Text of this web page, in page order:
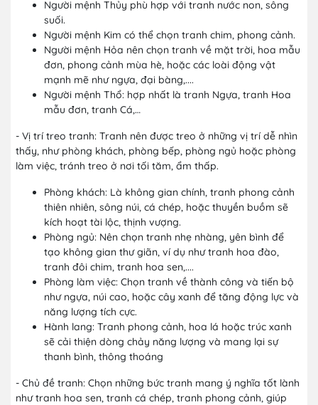
Người mệnh Thủy phù hợp với tranh nước non, sông
suối.
Người mệnh Kim có thể chọn tranh chim, phong cảnh.
Người mệnh Hỏa nên chọn tranh về mặt trời, hoa mẫu
đơn, phong cảnh mùa hè, hoặc các loài động vật
mạnh mẽ như ngựa, đại bàng,....
Người mệnh Thổ: hợp nhất là tranh Ngựa, tranh Hoa
mẫu đơn, tranh Cá,…
- Vị trí treo tranh: Tranh nên được treo ở những vị trí dễ nhìn
thấy, như phòng khách, phòng bếp, phòng ngủ hoặc phòng
làm việc, tránh treo ở nơi tối tăm, ẩm thấp.
Phòng khách: Là không gian chính, tranh phong cảnh
thiên nhiên, sông núi, cá chép, hoặc thuyền buồm sẽ
kích hoạt tài lộc, thịnh vượng.
Phòng ngủ: Nên chọn tranh nhẹ nhàng, yên bình để
tạo không gian thư giãn, ví dụ như tranh hoa đào,
tranh đôi chim, tranh hoa sen,....
Phòng làm việc: Chọn tranh về thành công và tiến bộ
như ngựa, núi cao, hoặc cây xanh để tăng động lực và
năng lượng tích cực.
Hành lang: Tranh phong cảnh, hoa lá hoặc trúc xanh
sẽ cải thiện dòng chảy năng lượng và mang lại sự
thanh bình, thông thoáng
- Chủ đề tranh: Chọn những bức tranh mang ý nghĩa tốt lành
như tranh hoa sen, tranh cá chép, tranh phong cảnh, giúp